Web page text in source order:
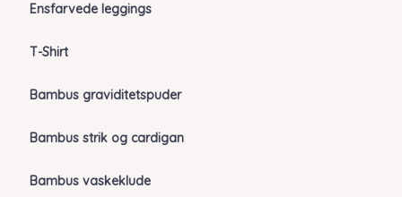
Ensfarvede leggings
T-Shirt
Bambus graviditetspuder
Bambus strik og cardigan
Bambus vaskeklude